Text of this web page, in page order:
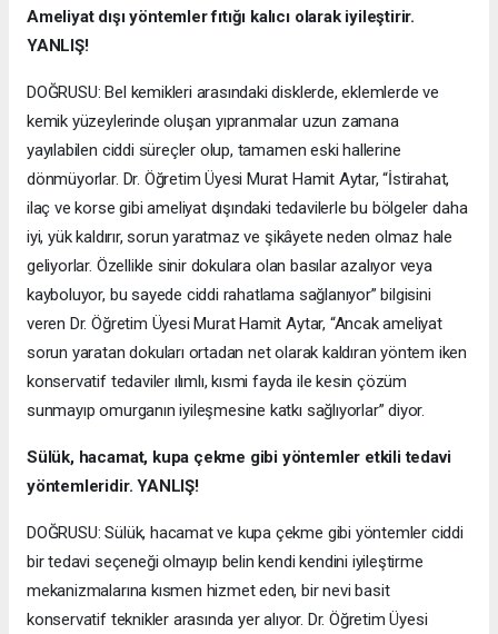
Ameliyat dışı yöntemler fıtığı kalıcı olarak iyileştirir.
YANLIŞ!
DOĞRUSU: Bel kemikleri arasındaki disklerde, eklemlerde ve
kemik yüzeylerinde oluşan yıpranmalar uzun zamana
yayılabilen ciddi süreçler olup, tamamen eski hallerine
dönmüyorlar. Dr. Öğretim Üyesi Murat Hamit Aytar, “İstirahat,
ilaç ve korse gibi ameliyat dışındaki tedavilerle bu bölgeler daha
iyi, yük kaldırır, sorun yaratmaz ve şikâyete neden olmaz hale
geliyorlar. Özellikle sinir dokulara olan basılar azalıyor veya
kayboluyor, bu sayede ciddi rahatlama sağlanıyor” bilgisini
veren Dr. Öğretim Üyesi Murat Hamit Aytar, “Ancak ameliyat
sorun yaratan dokuları ortadan net olarak kaldıran yöntem iken
konservatif tedaviler ılımlı, kısmi fayda ile kesin çözüm
sunmayıp omurganın iyileşmesine katkı sağlıyorlar” diyor.
Sülük, hacamat, kupa çekme gibi yöntemler etkili tedavi
yöntemleridir. YANLIŞ!
DOĞRUSU: Sülük, hacamat ve kupa çekme gibi yöntemler ciddi
bir tedavi seçeneği olmayıp belin kendi kendini iyileştirme
mekanizmalarına kısmen hizmet eden, bir nevi basit
konservatif teknikler arasında yer alıyor. Dr. Öğretim Üyesi